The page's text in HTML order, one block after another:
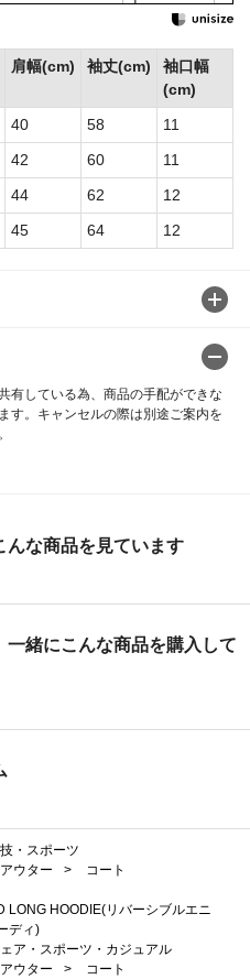
有している為、商品の手配ができな
す。キャンセルの際は別途ご案内を
肩幅(cm) 袖丈(cm)
袖口幅
(cm)
40 58
11
42 60
11
44 62
12
45 64 12
んな商品を見ています
緒にこんな商品を購入して
・スポーツ
アウター >
コート
LONG HOODIE(リバーシブルエニ
ディ)
ア・スポーツ・カジュアル
アウター >
コート